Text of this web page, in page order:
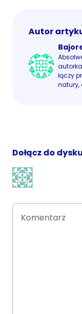
Autor
łączy
natury,
Dołącz do